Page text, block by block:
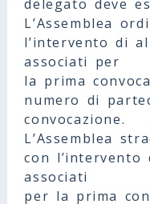
delegato deve
L’Assemblea
l’intervento di
associati per
la prima
numero di
convocazione.
L’Assemblea
con l’intervento
associati
per la prima